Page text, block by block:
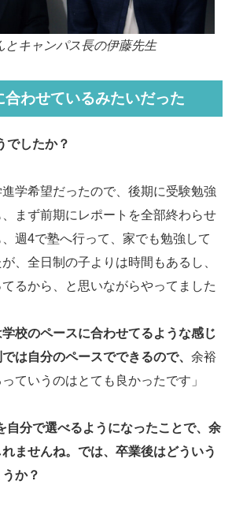
とキャンパス長の伊藤先生
合わせているみたいだった
したか？
進学希望だったので、後期に受験勉強
まず前期にレポートを全部終わらせ
週4で塾へ行って、家でも勉強して
、全日制の子よりは時間もあるし、
るから、と思いながらやってました
校のペースに合わせてるような感じ
は自分のペースでできるので、 余裕
ていうのはとても良かったです」
分で選べるようになったことで、余
ませんね。では、卒業後はどういう
か？